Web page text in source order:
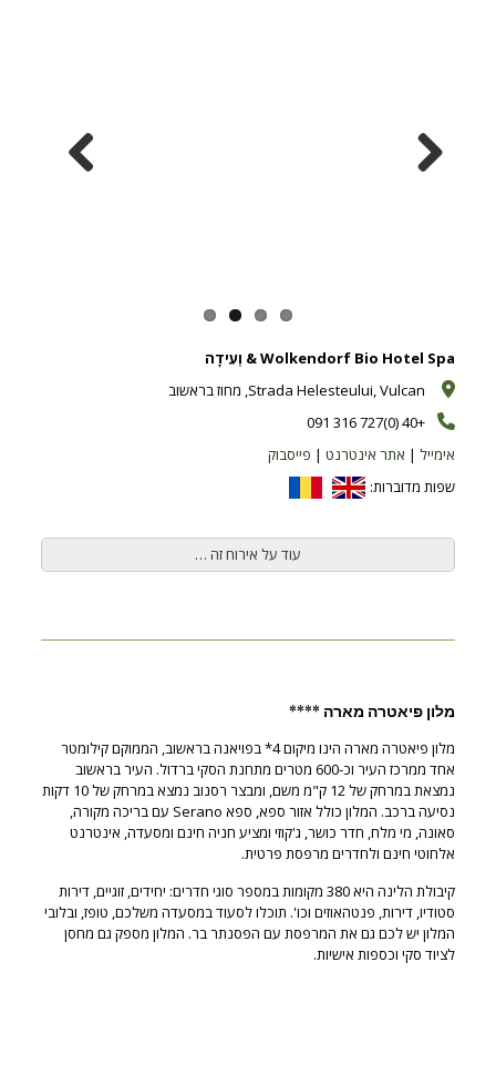
Wolkendorf Bio Hotel Spa & וְעִידָה
+40 (0)727 316 091
אימייל| אתר אינטרנט| פייסבוק
שפות מדוברות:
עוד על אירוח זה …
מלון פיאטרה מארה ****
מלון פיאטרה מארה הינו מיקום 4* בפויאנה בראשוב, הממוקם קילומטר
אחד ממרכז העיר וכ-600 מטרים מתחנת הסקי ברדול. העיר בראשוב
נמצאת במרחק של 12 ק"מ משם, ומבצר רסנוב נמצא במרחק של 10 דקות
נסיעה ברכב. המלון כולל אזור ספא, ספא Serano עם בריכה מקורה,
סאונה, מי מלח, חדר כושר, ג'קוזי ומציע חניה חינם ומסעדה, אינטרנט
אלחוטי חינם ולחדרים מרפסת פרטית.
קיבולת הלינה היא 380 מקומות במספר סוגי חדרים: יחידים, זוגיים, דירות
סטודיו, דירות, פנטהאוזים וכו'. תוכלו לסעוד במסעדה משלכם, טופז, ובלובי
המלון יש לכם גם את המרפסת עם הפסנתר בר. המלון מספק גם מחסן
לציוד סקי וכספות אישיות.